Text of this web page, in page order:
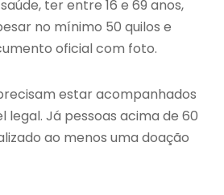
ter entre 16 e 69 anos,
no mínimo 50 quilos e
oficial com foto.
estar acompanhados
legal. Já pessoas acima de 60
ao menos uma doação